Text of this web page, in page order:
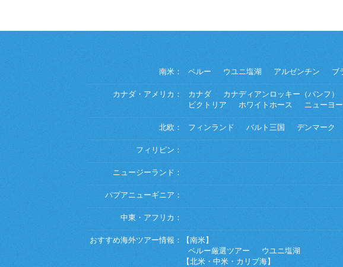
南米： ペルー ウユニ塩湖 アルゼンチン ブ
カナダ・アメリカ： カナダ カナディアンロッキー（バンフ）
ビクトリア
ホワイトホース ニューヨ
北欧： フィンランド バルト三国 デンマーク
フィリピン：
ニュージーランド：
パプアニューギニア：
中東・アフリカ：
おすすめ海外ツアー情報：
【南米】
ペルー厳選ツアー
ウユニ塩湖
【北米・中米・カリブ海】